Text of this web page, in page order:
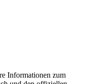
Informationen zum